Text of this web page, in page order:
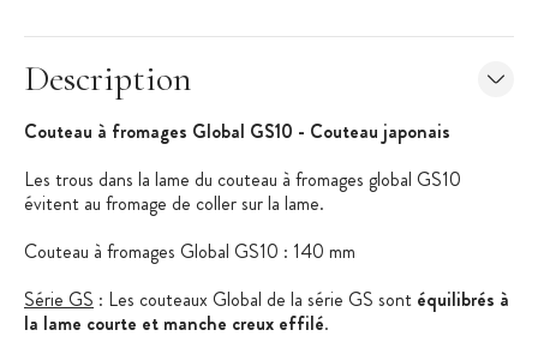
Description
Couteau à fromages Global GS10 - Couteau japonais
Les trous dans la lame du couteau à fromages global GS10
évitent au fromage de coller sur la lame.
Couteau à fromages Global GS10 : 140 mm
Série GS : Les couteaux Global de la série GS sont équilibrés à
la lame courte et manche creux effilé.